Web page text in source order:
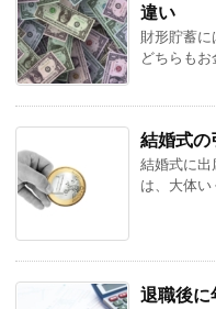
違い
財形貯蓄に
どちらも
結婚式の
結婚式に出
は、大体
退職後に